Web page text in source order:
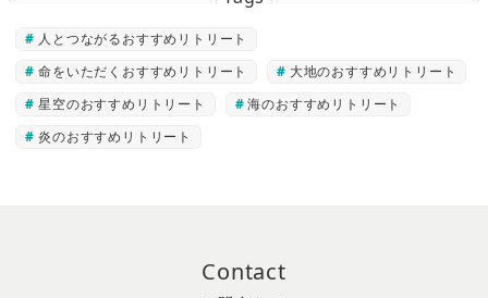
人とつながるおすすめリトリート
命をいただくおすすめリトリート
大地のおすすめリトリート
星空のおすすめリトリート
海のおすすめリトリート
炎のおすすめリトリート
Contact